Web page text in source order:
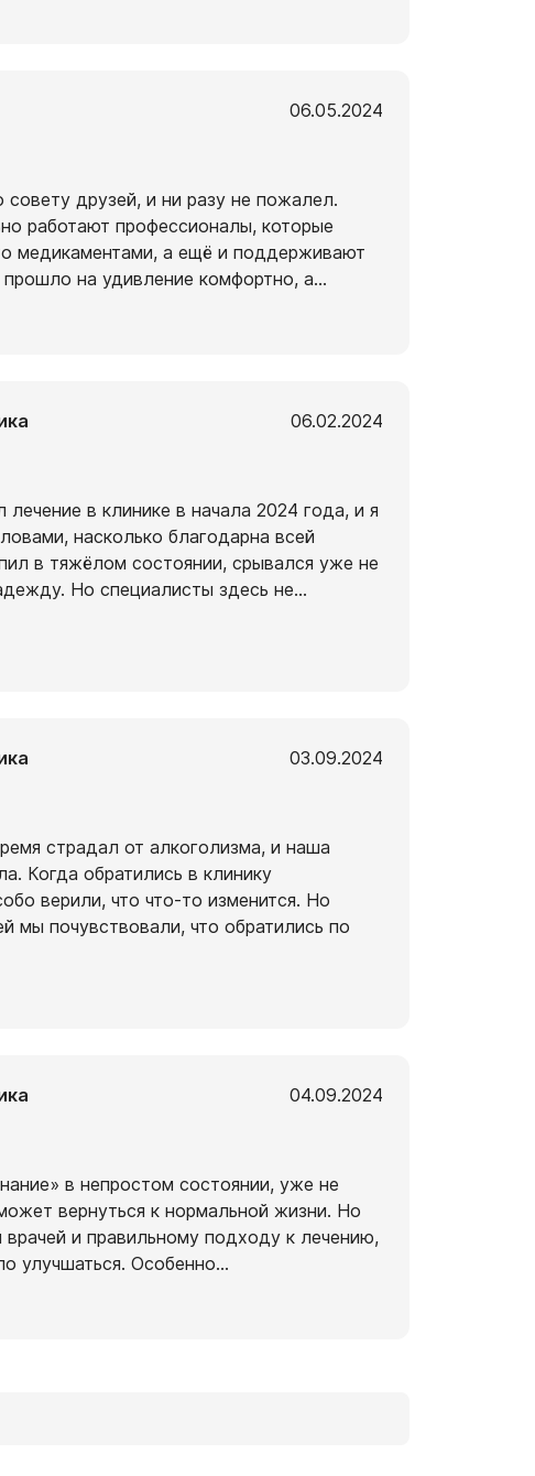
06.05.2024
друзей, и ни разу не пожалел.
работают профессионалы, которые
медикаментами, а ещё и поддерживают
на удивление комфортно, а...
06.02.2024
в клинике в начала 2024 года, и я
насколько благодарна всей
в тяжёлом состоянии, срывался уже не
Но специалисты здесь не...
03.09.2024
страдал от алкоголизма, и наша
Когда обратились в клинику
верили, что что-то изменится. Но
мы почувствовали, что обратились по
04.09.2024
в непростом состоянии, уже не
вернуться к нормальной жизни. Но
врачей и правильному подходу к лечению,
улучшаться. Особенно...